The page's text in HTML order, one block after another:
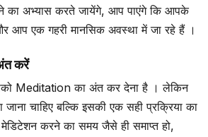
का अभ्यास करते जायेंगे, आप पाएंगे कि आपके
आप एक गहरी मानसिक अवस्था में जा रहे हैं ।
करें
Meditation का अंत कर देना है । लेकिन
चाहिए बल्कि इसकी एक सही प्रक्रिया का
करने का समय जैसे ही समाप्त हो,